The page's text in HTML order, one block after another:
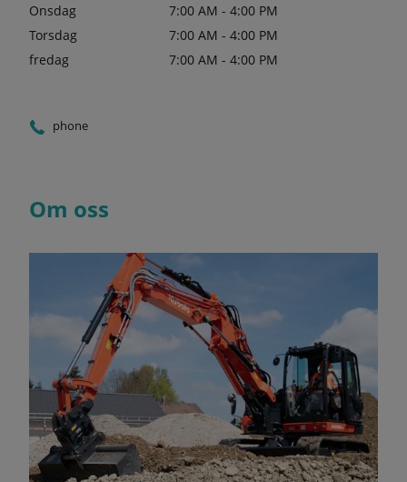
Onsdag
7:00 AM - 4:00 PM
Torsdag
7:00 AM - 4:00 PM
fredag
7:00 AM - 4:00 PM
phone
Om oss